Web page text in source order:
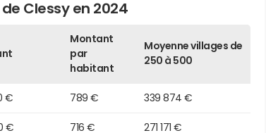
Clessy en 2024
Montant
par
habitant
Moyenne villages de
250 à 500
€ 789 € 339 874 €
€ 716 € 271 171 €